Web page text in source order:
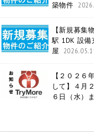
築物件
【新規募集
駅 1DK 設備
屋
【２０２６
して】４月
６日（水）